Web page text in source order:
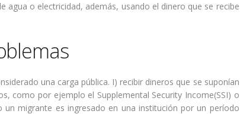
o electricidad, además, usando el dinero que se recibe
una carga pública. I) recibir dineros que se suponían
como por ejemplo el Supplemental Security Income(SSI) o
un migrante es ingresado en una institución por un período